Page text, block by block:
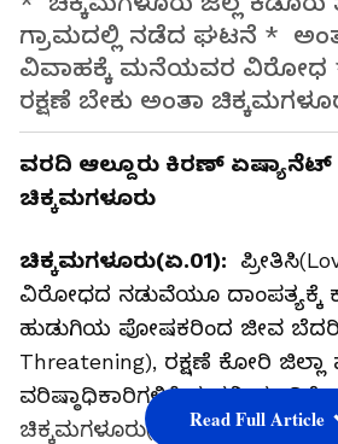
ಗ್ರಾಮದಲ್ಲಿ ನಡೆದ ಘಟನೆ *
ವಿವಾಹಕ್ಕೆ ಮನೆಯವರ ವಿರೋಧ
ರಕ್ಷಣೆ ಬೇಕು ಅಂತಾ
ವರದಿ ಆಲ್ದೂರು ಕಿರಣ್ ಏಷ್ಯಾನೆಟ್
ಚಿಕ್ಕಮಗಳೂರು
ಚಿಕ್ಕಮಗಳೂರು(ಏ.01):
ವಿರೋಧದ ನಡುವೆಯೂ ದಾಂಪತ್ಯಕ್ಕೆ
ಹುಡುಗಿಯ ಪೋಷಕರಿಂದ ಜೀವ
Threatening), ರಕ್ಷಣೆ ಕೋರಿ
ವರಿಷ್ಠಾಧಿಕಾರಿಗಳಿಗೆ ಮನವಿ
Read Full Article